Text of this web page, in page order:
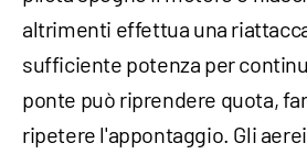
altrimenti effettua una
sufficiente potenza per
ponte può riprendere quota,
ripetere l'appontaggio. Gli